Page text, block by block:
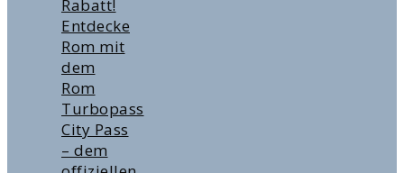
Rabatt!
Entdecke
Rom mit
dem
Rom
Turbopass
City Pass
– dem